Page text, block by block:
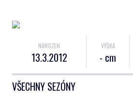
NAROZEN
13.3.2012
VÝŠKA
- cm
VŠECHNY SEZÓNY